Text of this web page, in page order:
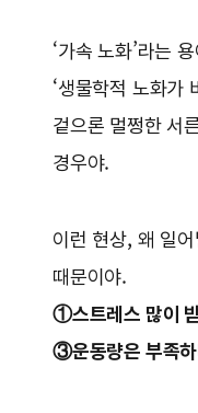
‘가속 노화’라는
‘생물학적 노화가
겉으론 멀쩡한 서
경우야.
이런 현상, 왜 일
때문이야.
①스트레스 많이
③운동량은 부족